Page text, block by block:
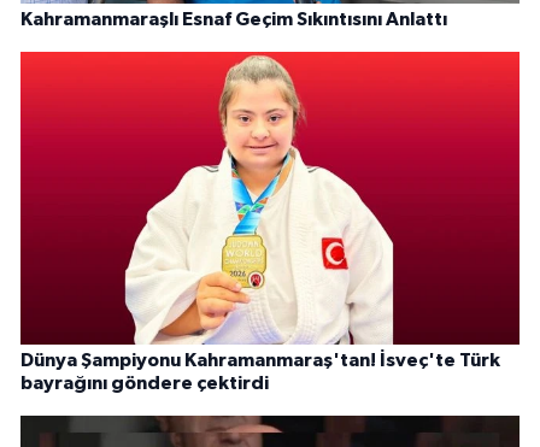
Kahramanmaraşlı Esnaf Geçim Sıkıntısını Anlattı
Dünya Şampiyonu Kahramanmaraş'tan! İsveç'te Türk
bayrağını göndere çektirdi